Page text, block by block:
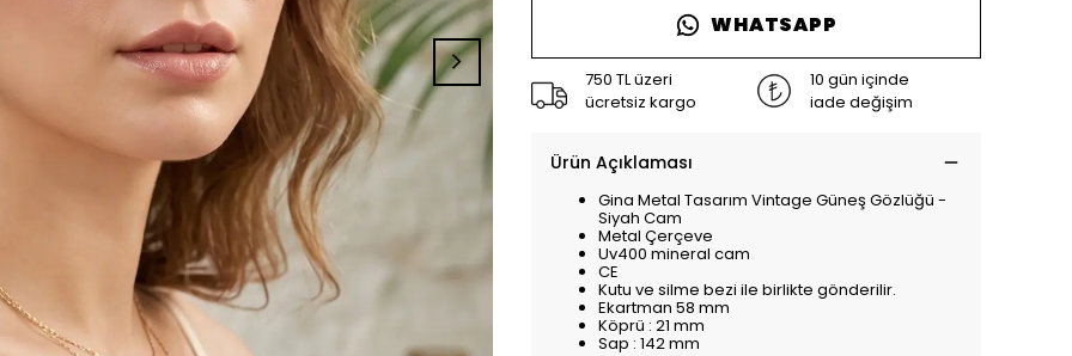
WHATSAPP
750 TL üzeri
ücretsiz kargo
10 gün içinde
iade değişim
Ürün Açıklaması
Gina Metal Tasarım Vintage Güneş Gözlüğü -
Siyah Cam
Metal Çerçeve
Uv400 mineral cam
CE
Kutu ve silme bezi ile birlikte gönderilir.
Ekartman 58 mm
Köprü : 21 mm
Sap : 142 mm